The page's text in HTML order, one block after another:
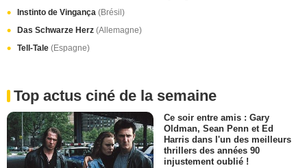
Instinto de Vingança (Brésil)
Das Schwarze Herz (Allemagne)
Tell-Tale (Espagne)
Top actus ciné de la semaine
Ce soir entre amis : Gary
Oldman, Sean Penn et Ed
Harris dans l'un des meilleurs
thrillers des années 90
injustement oublié !